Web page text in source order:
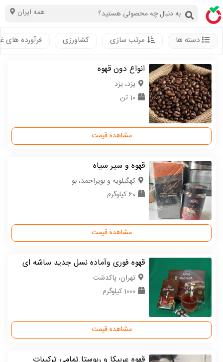
همه ایران
دسته ها مرتب سازی کشاورزی فرآورده های
انواع دون قهوه
یزد، یزد
10 تن
مشاهده قیمت
قهوه و سیر سیاه
کهگیلویه و بویراحمد، بویر احمد
60 کیلوگرم
مشاهده قیمت
قهوه فوری وآماده نسل جدید ساشه ای
تهران، پاکدشت
1000 کیلوگرم
مشاهده قیمت